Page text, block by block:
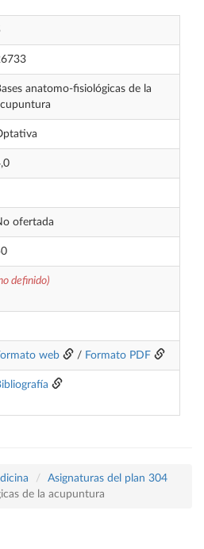
anatomo-fisiológicas de la
ofertada
definido)
web / Formato PDF
Asignaturas del plan 304
de la acupuntura